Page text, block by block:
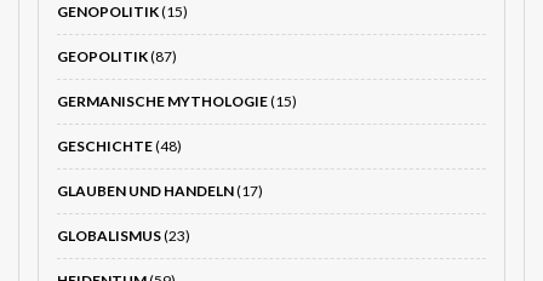
GENOPOLITIK(15)
GEOPOLITIK(87)
GERMANISCHE MYTHOLOGIE(15)
GESCHICHTE(48)
GLAUBEN UND HANDELN(17)
GLOBALISMUS(23)